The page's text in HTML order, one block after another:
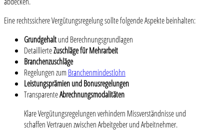
Eine rechtssichere Vergütungsregelung sollte folgende Aspekte beinhalten:
Grundgehaltund Berechnungsgrundlagen
DetaillierteZuschläge für Mehrarbeit
Branchenzuschläge
Regelungen zum Branchenmindestlohn
Leistungsprämien und Bonusregelungen
TransparenteAbrechnungsmodalitäten
Klare Vergütungsregelungen verhindern Missverständnisse und
schaffen Vertrauen zwischen Arbeitgeber und Arbeitnehmer.